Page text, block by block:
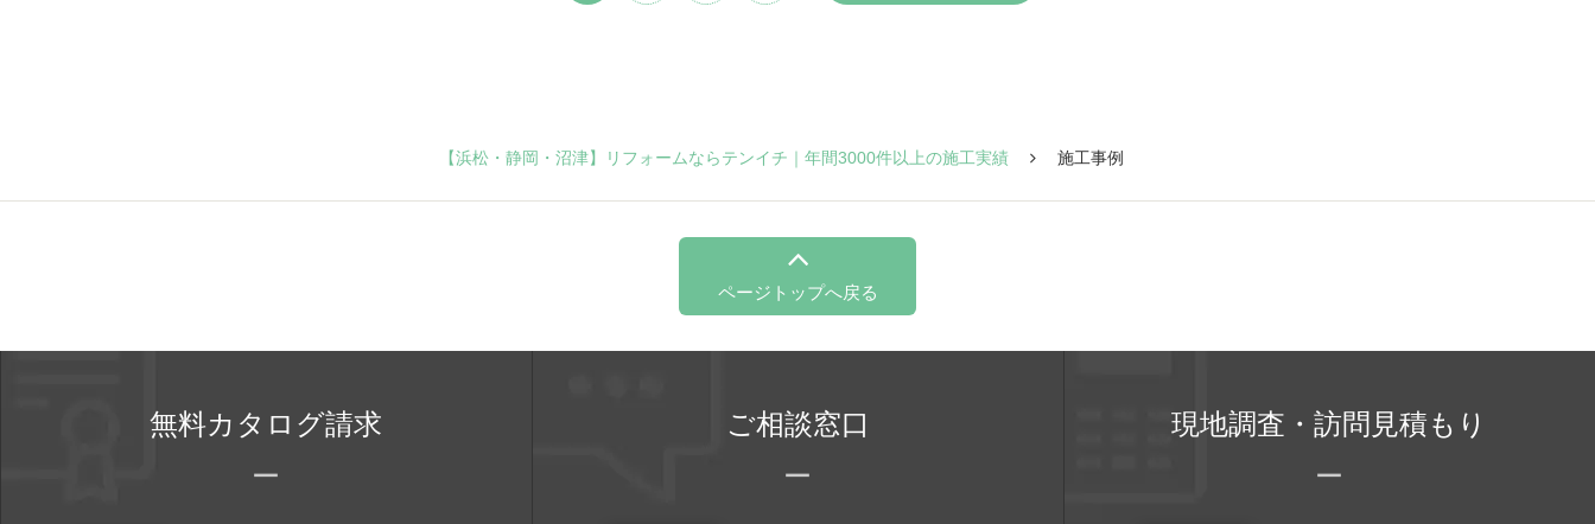
【浜松・静岡・沼津】リフォームならテンイチ｜年間3000件以上の施工実績 施工事例
ページトップへ戻る
無料カタログ請求 ご相談窓口 現地調査・訪問見積もり